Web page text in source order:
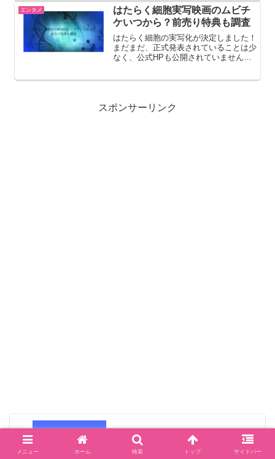
身長差が一目で分かります。さらに、身
長以外にもJOの誕生日...
エンタメ
はたらく細胞実写映画のムビチ
ケいつから？前売り特典も調査
はたらく細胞の実写化が決定しました！
まだまだ、正式発表されていることは少
なく、公式HPも公開されていません。
スポンサーリンク
【ENHYPEN】Still Monsterの歌詞と掛け
声(応援方法)
メニュー ホーム 検索 トップ サイドバー